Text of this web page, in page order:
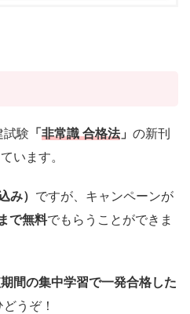
試験 「 非常識 合格法」 の新刊
います。
み） ですが、キャンペーンが
で無料でもらうことができま
間の集中学習で一発合格した
うぞ！